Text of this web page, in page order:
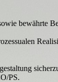
bewährte
PS.